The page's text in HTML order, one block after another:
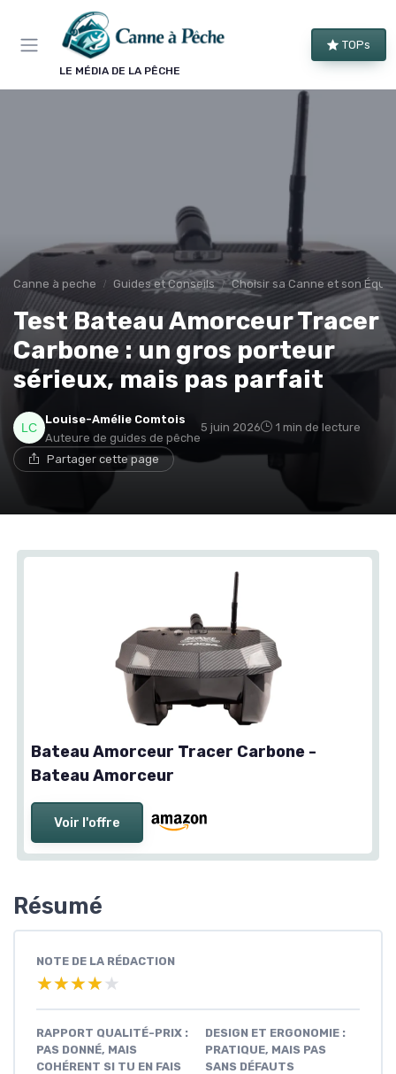
LE MÉDIA DE LA PÊCHE
TOPs
Canne à peche Guides et Conseils Choisir sa Canne et son
Test Bateau Amorceur Tracer
Carbone : un gros porteur
sérieux, mais pas parfait
Louise-Amélie Comtois
Auteure de guides de pêche
5 juin 2026 1 min de lecture
Partager cette page
Bateau Amorceur Tracer Carbone -
Bateau Amorceur
Voir l'offre
Résumé
NOTE DE LA RÉDACTION
★★★★★
★★★★★
RAPPORT QUALITÉ-PRIX :
PAS DONNÉ, MAIS
COHÉRENT SI TU EN FAIS
DESIGN ET ERGONOMIE :
PRATIQUE, MAIS PAS
SANS DÉFAUTS
Panneau de gestion des cookies